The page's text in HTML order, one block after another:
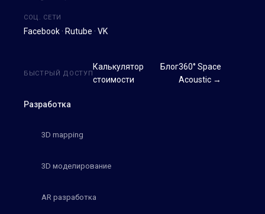
СОЦ. СЕТИ
Facebook · Rutube · VK
Разработка
3D mapping
3D моделирование
AR разработка
БЫСТРЫЙ ДОСТУП
Калькулятор
стоимости
Блог360° Space
Acoustic →